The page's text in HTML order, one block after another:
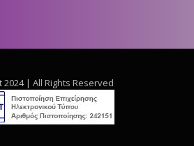
2024 | All Rights Reserved